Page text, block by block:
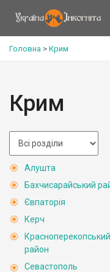
Головна > Крим
Крим
Алушта
Бахчисарайський
Євпаторія
Керч
Красноперекопський
район
Севастополь